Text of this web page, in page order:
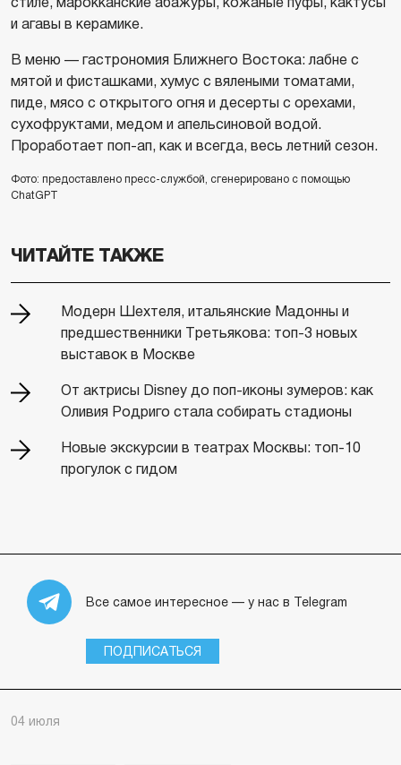
и агавы в керамике.
В меню — гастрономия Ближнего Востока: лабне с
мятой и фисташками, хумус с вялеными томатами,
пиде, мясо с открытого огня и десерты с орехами,
сухофруктами, медом и апельсиновой водой.
Проработает поп-ап, как и всегда, весь летний сезон.
Фото: предоставлено пресс-службой, сгенерировано с помощью
ChatGPT
ЧИТАЙТЕ ТАКЖЕ
Модерн Шехтеля, итальянские Мадонны и
предшественники Третьякова: топ-3 новых
выставок в Москве
От актрисы Disney до поп-иконы зумеров: как
Оливия Родриго стала собирать стадионы
Новые экскурсии в театрах Москвы: топ-10
прогулок с гидом
Все самое интересное — у нас в Telegram
ПОДПИСАТЬСЯ
04 июля